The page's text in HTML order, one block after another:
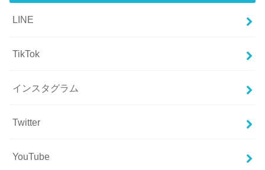
LINE
TikTok
インスタグラム
Twitter
YouTube